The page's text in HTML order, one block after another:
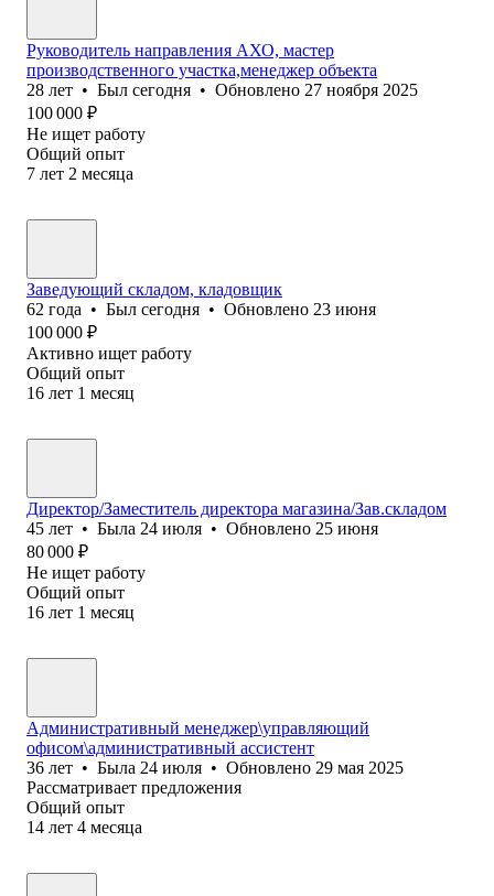
Руководитель направления АХО, мастер
производственного участка,менеджер объекта
28 лет • Был сегодня • Обновлено 27 ноября 2025
100 000 ₽
Не ищет работу
Общий опыт
7 лет 2 месяца
Заведующий складом, кладовщик
62 года • Был сегодня • Обновлено 23 июня
100 000 ₽
Активно ищет работу
Общий опыт
16 лет 1 месяц
Директор/Заместитель директора магазина/Зав.складом
45 лет • Была 24 июля • Обновлено 25 июня
80 000 ₽
Не ищет работу
Общий опыт
16 лет 1 месяц
Административный менеджер\управляющий
офисом\административный ассистент
36 лет • Была 24 июля • Обновлено 29 мая 2025
Рассматривает предложения
Общий опыт
14 лет 4 месяца